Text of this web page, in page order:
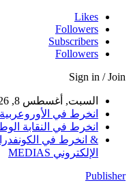
Likes
Followers
Subscribers
Followers
Sign in / Join
السبت, أغسطس 8, 2026
انخرط في
انخرط في النقابة
& انخرط في
الإلكتروني MEDIAS
Publisher